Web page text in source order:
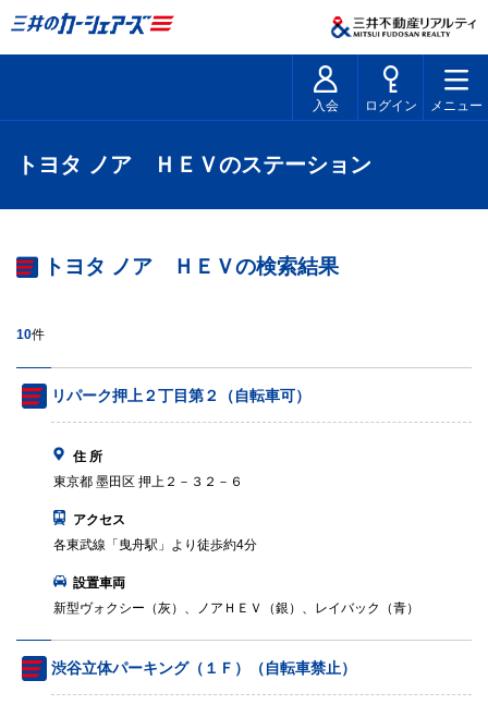
入会 ログイン メニュー
トヨタ ノア ＨＥＶのステーション
トヨタ ノア ＨＥＶの検索結果
10件
リパーク押上２丁目第２（自転車可）
住 所
東京都 墨田区 押上２－３２－６
アクセス
各東武線「曳舟駅」より徒歩約4分
設置車両
新型ヴォクシー（灰）、ノアＨＥＶ（銀）、レイバック（青）
渋谷立体パーキング（１Ｆ）（自転車禁止）